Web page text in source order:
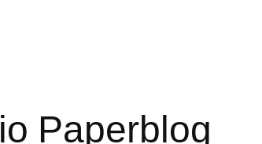
Paperblog